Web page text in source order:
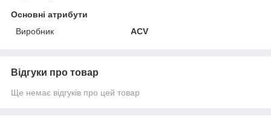
Основні атрибути
Виробник
ACV
Відгуки про товар
Ще немає відгуків про цей товар